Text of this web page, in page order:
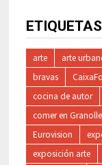
ETIQUETAS
arte arte
bravas
cocina de autor
comer en
Eurovision
exposición arte